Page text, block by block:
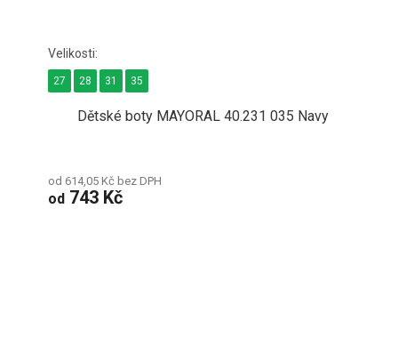
Dětské boty MAYORAL 40.231 035 Navy
od 614,05 Kč bez DPH
od 743 Kč
27 28 31 35